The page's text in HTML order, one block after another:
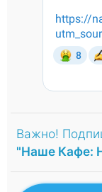
Важно!
"Наше Кафе: